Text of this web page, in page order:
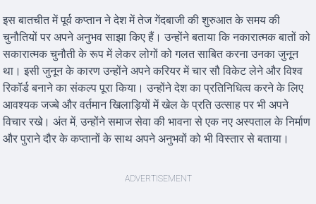
इस बातचीत में पूर्व कप्तान ने देश में तेज गेंदबाजी की शुरुआत के समय की
चुनौतियों पर अपने अनुभव साझा किए हैं। उन्होंने बताया कि नकारात्मक बातों को
सकारात्मक चुनौती के रूप में लेकर लोगों को गलत साबित करना उनका जुनून
था। इसी जुनून के कारण उन्होंने अपने करियर में चार सौ विकेट लेने और विश्व
रिकॉर्ड बनाने का संकल्प पूरा किया। उन्होंने देश का प्रतिनिधित्व करने के लिए
आवश्यक जज्बे और वर्तमान खिलाड़ियों में खेल के प्रति उत्साह पर भी अपने
विचार रखे। अंत में, उन्होंने समाज सेवा की भावना से एक नए अस्पताल के निर्माण
और पुराने दौर के कप्तानों के साथ अपने अनुभवों को भी विस्तार से बताया।